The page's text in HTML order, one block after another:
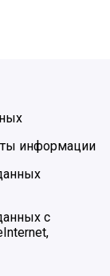
информации
с